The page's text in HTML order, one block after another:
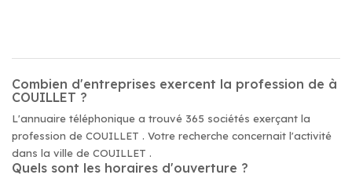
Combien d'entreprises exercent la profession de à
COUILLET ?
L'annuaire téléphonique a trouvé 365 sociétés exerçant la
profession de COUILLET . Votre recherche concernait l'activité
dans la ville de COUILLET .
Quels sont les horaires d'ouverture ?